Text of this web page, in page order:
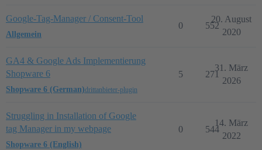
Google-Tag-Manager / Consent-Tool
Allgemein
0 552
20. August
2020
GA4 & Google Ads Implementierung
Shopware 6
Shopware 6 (German)drittanbieter-plugin
5 271
31. März
2026
Struggling in Installation of Google
tag Manager in my webpage
Shopware 6 (English)
0 544
14. März
2022